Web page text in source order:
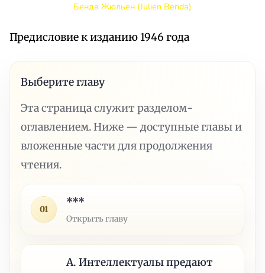
Бенда Жюльен (Julien Benda)
Предисловие к изданию 1946 года
Выберите главу
Эта страница служит разделом-
оглавлением. Ниже — доступные главы и
вложенные части для продолжения
чтения.
01
***
Открыть главу
А. Интеллектуалы предают